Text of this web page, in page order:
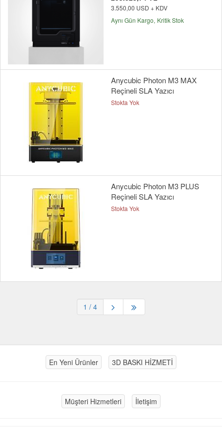
3.550,00 USD + KDV
Aynı Gün Kargo Kritik Stok
Anycubic Photon M3 MAX
Reçineli SLA Yazıcı
Stokta Yok
Anycubic Photon M3 PLUS
Reçineli SLA Yazıcı
Stokta Yok
1 / 4
En Yeni Ürünler 3D BASKI HİZMETİ
Müşteri Hizmetleri İletişim